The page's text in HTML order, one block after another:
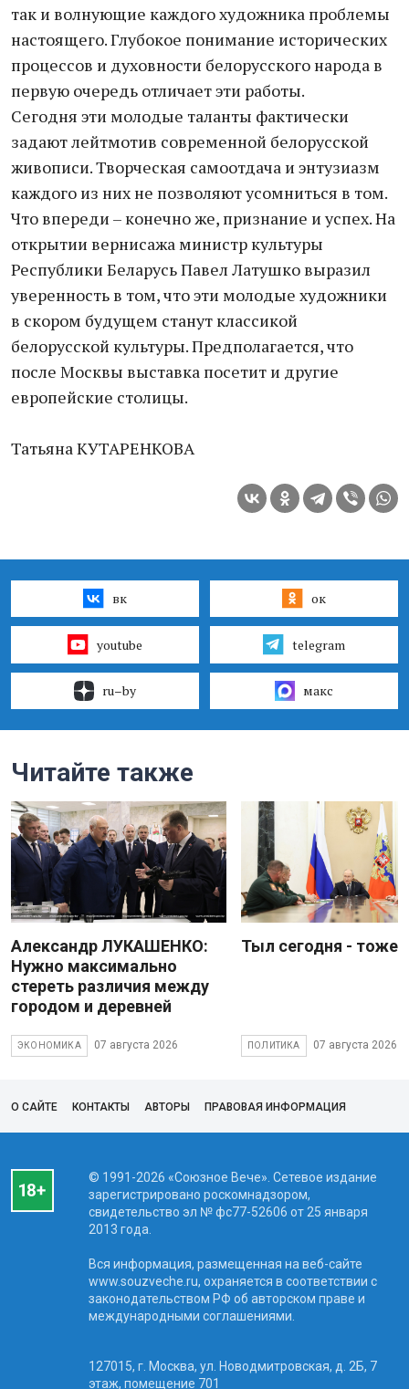
так и волнующие каждого художника проблемы
настоящего. Глубокое понимание исторических
процессов и духовности белорусского народа в
первую очередь отличает эти работы.
Сегодня эти молодые таланты фактически
задают лейтмотив современной белорусской
живописи. Творческая самоотдача и энтузиазм
каждого из них не позволяют усомниться в том.
Что впереди – конечно же, признание и успех. На
открытии вернисажа министр культуры
Республики Беларусь Павел Латушко выразил
уверенность в том, что эти молодые художники
в скором будущем станут классикой
белорусской культуры. Предполагается, что
после Москвы выставка посетит и другие
европейские столицы.
Татьяна КУТАРЕНКОВА
вк ок
youtube telegram
ru–by макс
Читайте также
Александр ЛУКАШЕНКО:
Нужно максимально
стереть различия между
городом и деревней
ЭКОНОМИКА 07 августа 2026
Тыл сегодня - тоже
ПОЛИТИКА 07 августа 2026
О САЙТЕ КОНТАКТЫ АВТОРЫ ПРАВОВАЯ ИНФОРМАЦИЯ
© 1991-2026 «Союзное Вече». Сетевое издание
зарегистрировано роскомнадзором,
свидетельство эл № фc77-52606 от 25 января
2013 года.
Вся информация, размещенная на веб-сайте
www.souzveche.ru, охраняется в соответствии с
законодательством РФ об авторском праве и
международными соглашениями.
127015, г. Москва, ул. Новодмитровская, д. 2Б, 7
этаж, помещение 701